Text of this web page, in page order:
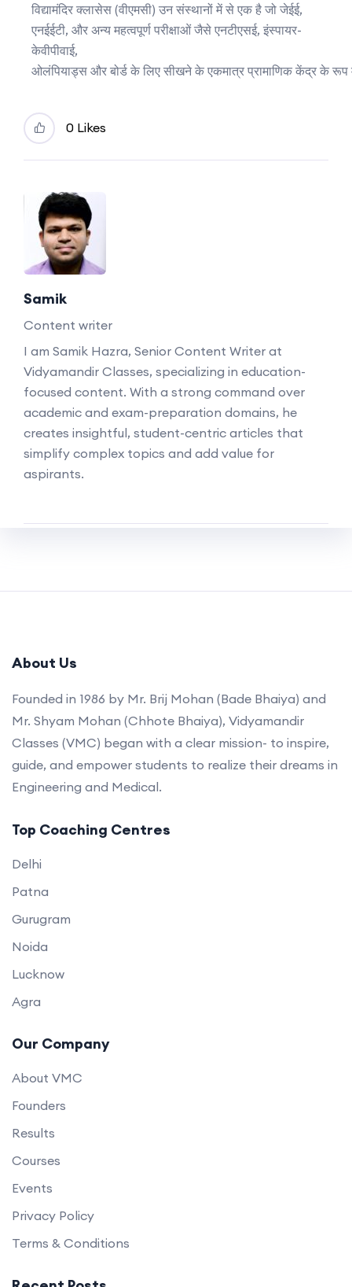
विद्यामंदिर क्लासेस (वीएमसी) उन संस्थानों में से एक है जो जेईई,
एनईईटी, और अन्य महत्वपूर्ण परीक्षाओं जैसे एनटीएसई, इंस्पायर-
केवीपीवाई,
ओलंपियाड्स और बोर्ड के लिए सीखने के एकमात्र प्रामाणिक केंद्र के रूप
0 Likes
Samik
Content writer
I am Samik Hazra, Senior Content Writer at
Vidyamandir Classes, specializing in education-
focused content. With a strong command over
academic and exam-preparation domains, he
creates insightful, student-centric articles that
simplify complex topics and add value for
aspirants.
About Us
Founded in 1986 by Mr. Brij Mohan (Bade Bhaiya) and
Mr. Shyam Mohan (Chhote Bhaiya), Vidyamandir
Classes (VMC) began with a clear mission- to inspire,
guide, and empower students to realize their dreams in
Engineering and Medical.
Top Coaching Centres
Delhi
Patna
Gurugram
Noida
Lucknow
Agra
Our Company
About VMC
Founders
Results
Courses
Events
Privacy Policy
Terms & Conditions